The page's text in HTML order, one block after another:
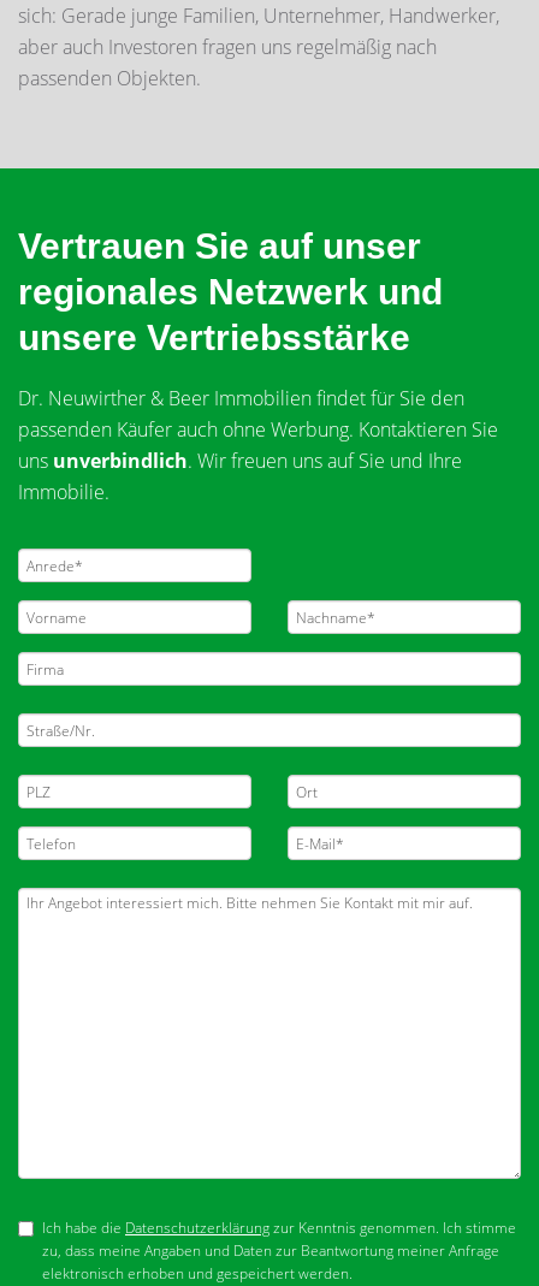
sich: Gerade junge Familien, Unternehmer, Handwerker,
aber auch Investoren fragen uns regelmäßig nach
passenden Objekten.
Vertrauen Sie auf unser
regionales Netzwerk und
unsere Vertriebsstärke
Dr. Neuwirther & Beer Immobilien findet für Sie den
passenden Käufer auch ohne Werbung. Kontaktieren Sie
uns unverbindlich. Wir freuen uns auf Sie und Ihre
Immobilie.
Ich habe die Datenschutzerklärungzur Kenntnis genommen. Ich stimme
zu, dass meine Angaben und Daten zur Beantwortung meiner Anfrage
elektronisch erhoben und gespeichert werden.